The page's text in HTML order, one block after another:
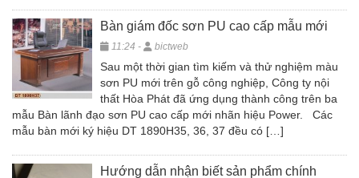
Bàn giám đốc sơn PU cao cấp mẫu mới
11:24 - bictweb
Sau một thời gian tìm kiếm và thử nghiệm màu
sơn PU mới trên gỗ công nghiệp, Công ty nội
thất Hòa Phát đã ứng dụng thành công trên ba
mẫu Bàn lãnh đạo sơn PU cao cấp mới nhãn hiệu Power. Các
mẫu bàn mới ký hiệu DT 1890H35, 36, 37 đều có […]
Hướng dẫn nhận biết sản phẩm chính